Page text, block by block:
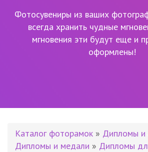
Фотосувениры из ваших
всегда хранить чудные
мгновения эти будут еще и
оформлены!
Каталог фоторамок » Дипломы и
Дипломы и медали » Дипломы